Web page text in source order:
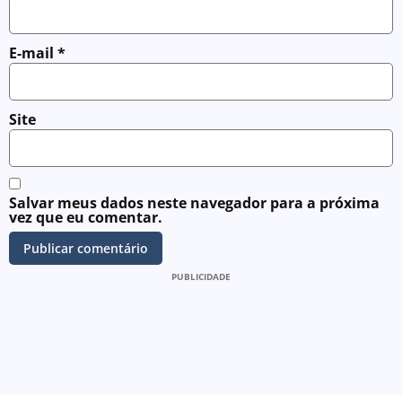
E-mail *
Site
Salvar meus dados neste navegador para a próxima
vez que eu comentar.
PUBLICIDADE